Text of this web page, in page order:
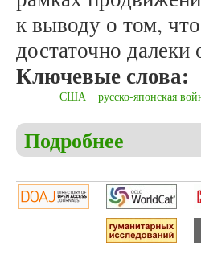
к выводу о том,
достаточно далеки
Ключевые слова:
США русско-японская
Подробнее